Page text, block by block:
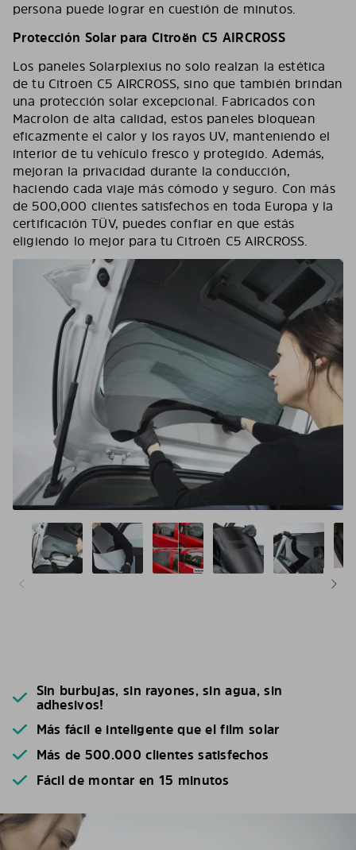
persona puede lograr en cuestión de minutos.
Protección Solar para Citroën C5 AIRCROSS
Los paneles Solarplexius no solo realzan la estética
de tu Citroën C5 AIRCROSS, sino que también brindan
una protección solar excepcional. Fabricados con
Macrolon de alta calidad, estos paneles bloquean
eficazmente el calor y los rayos UV, manteniendo el
interior de tu vehículo fresco y protegido. Además,
mejoran la privacidad durante la conducción,
haciendo cada viaje más cómodo y seguro. Con más
de 500,000 clientes satisfechos en toda Europa y la
certificación TÜV, puedes confiar en que estás
eligiendo lo mejor para tu Citroën C5 AIRCROSS.
Sin burbujas, sin rayones, sin agua, sin
adhesivos!
Más fácil e inteligente que el film solar
Más de 500.000 clientes satisfechos
Fácil de montar en 15 minutos